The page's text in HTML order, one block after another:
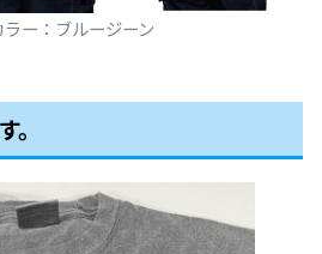
ラー：ブルージーン